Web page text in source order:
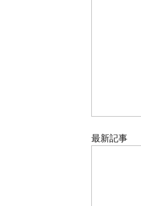
最新記事